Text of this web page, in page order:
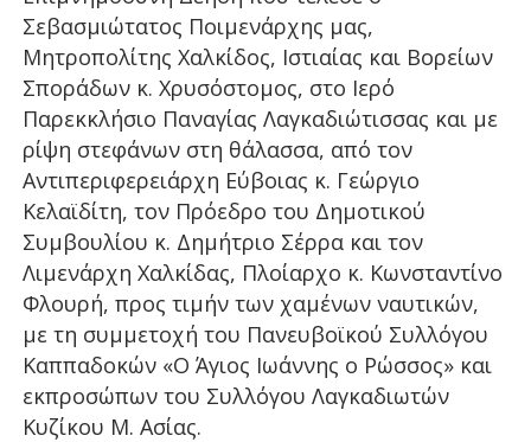
Σεβασμιώτατος Ποιμενάρχης μας,
Μητροπολίτης Χαλκίδος, Ιστιαίας και Βορείων
Σποράδων κ. Χρυσόστομος, στο Ιερό
Παρεκκλήσιο Παναγίας Λαγκαδιώτισσας και με
ρίψη στεφάνων στη θάλασσα, από τον
Αντιπεριφερειάρχη Εύβοιας κ. Γεώργιο
Κελαϊδίτη, τον Πρόεδρο του Δημοτικού
Συμβουλίου κ. Δημήτριο Σέρρα και τον
Λιμενάρχη Χαλκίδας, Πλοίαρχο κ. Κωνσταντίνο
Φλουρή, προς τιμήν των χαμένων ναυτικών,
με τη συμμετοχή του Πανευβοϊκού Συλλόγου
Καππαδοκών «Ο Άγιος Ιωάννης ο Ρώσσος» και
εκπροσώπων του Συλλόγου Λαγκαδιωτών
Κυζίκου Μ. Ασίας.